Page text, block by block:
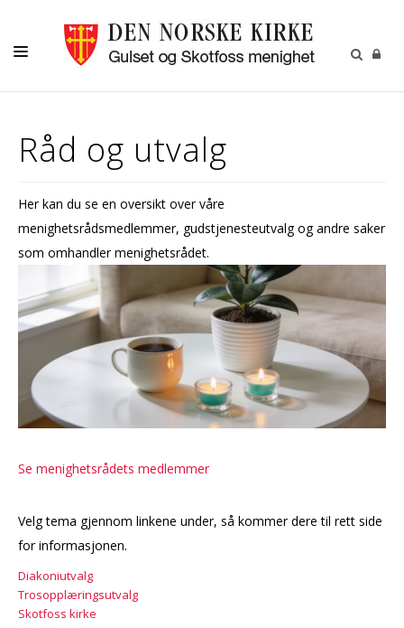
LILLEFOT BARNEHAGE
VOKSNE
KALENDER
KONTAKT
RÅD OG UTVALG
Råd og utvalg
Her kan du se en oversikt over våre
menighetsrådsmedlemmer, gudstjenesteutvalg og andre saker
som omhandler menighetsrådet.
Se menighetsrådets medlemmer
Velg tema gjennom linkene under, så kommer dere til rett side
for informasjonen.
Diakoniutvalg
Trosopplæringsutvalg
Skotfoss kirke